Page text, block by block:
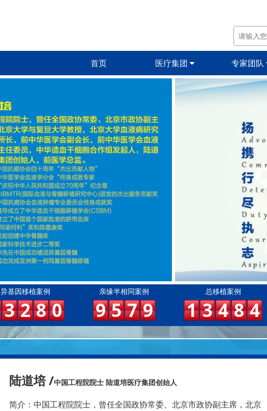
首页 医疗集团 专家团队
异基因移植案例
3 2 8 0
亲缘半相同案例
9 5 7 9
总移植案例
1 3 4 8 4
陆道培 /中国工程院院士 陆道培医疗集团创始人
简介： 中国工程院院士，曾任全国政协常委、北京市政协副主席，北京